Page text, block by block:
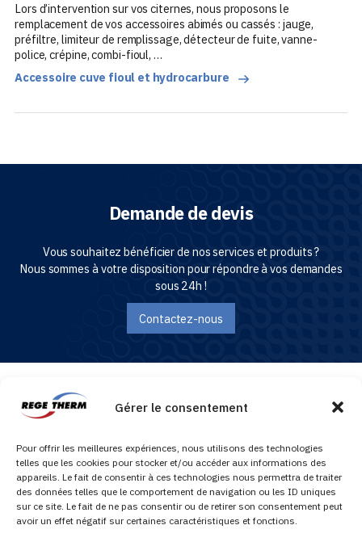
Gérer le consentement
Pour offrir les meilleures expériences, nous utilisons des technologies
telles que les cookies pour stocker et/ou accéder aux informations des
appareils. Le fait de consentir à ces technologies nous permettra de traiter
des données telles que le comportement de navigation ou les ID uniques
sur ce site. Le fait de ne pas consentir ou de retirer son consentement peut
avoir un effet négatif sur certaines caractéristiques et fonctions.
Lors d’intervention sur vos citernes, nous proposons le
remplacement de vos accessoires abimés ou cassés : jauge,
préfiltre, limiteur de remplissage, détecteur de fuite, vanne-
police, crépine, combi-fioul, …
Accessoire cuve fioul et hydrocarbure
Demande de devis
Vous souhaitez bénéficier de nos services et produits ?
Nous sommes à votre disposition pour répondre à vos demandes
sous 24h !
Contactez-nous
réparation des cuves hydrocarbures, application résine.